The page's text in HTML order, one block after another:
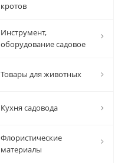
кротов
Инструмент,
оборудование садовое
Товары для животных
Кухня садовода
Флористические
материалы